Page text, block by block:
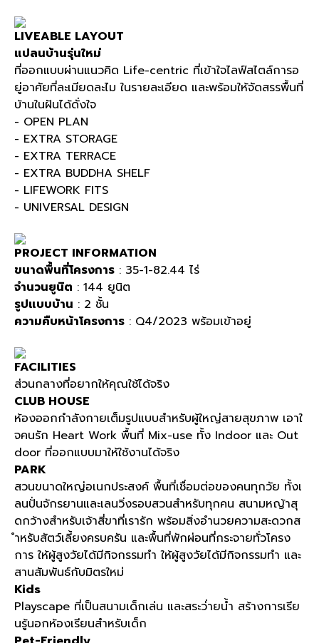
LIVEABLE LAYOUT
แปลนบ้านรุ่นใหม่
ที่ออกแบบผ่านแนวคิด Life-centric ที่เข้าใจไลฟ์สไตล์การอ
ยู่อาศัยที่ละเมียดละไม ในรายละเอียด และพร้อมให้จัดสรรพื้นที่
บ้านในฝันได้ดั่งใจ
- OPEN PLAN
- EXTRA STORAGE
- EXTRA TERRACE
- EXTRA BUDDHA SHELF
- LIFEWORK FITS
- UNIVERSAL DESIGN
PROJECT INFORMATION
ขนาดพื้นที่โครงการ : 35-1-82.44 ไร่
จำนวนยูนิต : 144 ยูนิต
รูปแบบบ้าน : 2 ชั้น
ความคืบหน้าโครงการ : Q4/2023 พร้อมเข้าอยู่
FACILITIES
ส่วนกลางที่อยากให้คุณใช้ได้จริง
CLUB HOUSE
ห้องออกกำลังกายเต็มรูปแบบสำหรับผู้ใหญ่สายสุขภาพ เอาใ
จคนรัก Heart Work พื้นที่ Mix-use ทั้ง Indoor และ Out
door ที่ออกแบบมาให้ใช้งานได้จริง
PARK
สวนขนาดใหญ่อเนกประสงค์ พื้นที่เชื่อมต่อของคนทุกวัย ทั้งเ
ลนปั่นจักรยานและเลนวิ่งรอบสวนสำหรับทุกคน สนามหญ้าสุ
ดกว้างสำหรับเจ้าสี่ขาที่เรารัก พร้อมสิ่งอำนวยความสะดวกส
ำหรับสัตว์เลี้ยงครบครัน และพื้นที่พักผ่อนที่กระจายทั่วโครง
การ ให้ผู้สูงวัยได้มีกิจกรรมทำ ให้ผู้สูงวัยได้มีกิจกรรมทำ และ
สานสัมพันธ์กับมิตรใหม่
Kids
Playscape ที่เป็นสนามเด็กเล่น และสระว่่ายน้ำ สร้างการเรีย
นรู้นอกห้องเรียนสำหรับเด็ก